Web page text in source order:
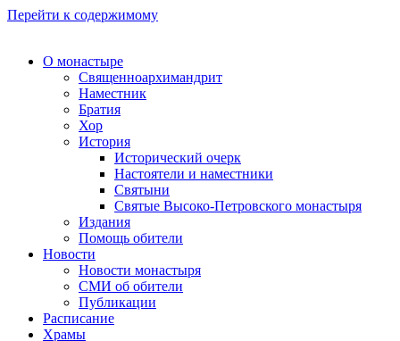
Перейти к содержимому
О монастыре
Священноархимандрит
Наместник
Братия
Хор
История
Исторический очерк
Настоятели и наместники
Святыни
Святые Высоко-Петровского монастыря
Издания
Помощь обители
Новости
Новости монастыря
СМИ об обители
Публикации
Расписание
Храмы